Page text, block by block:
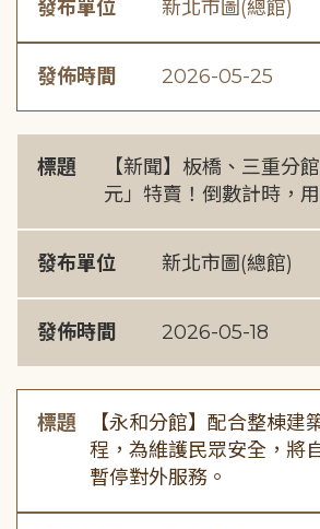
發布單位 新北市圖(總館)
發佈時間 2026-05-25
標題
【新聞】板橋、三重分
元」特賣！倒數計時，
發布單位 新北市圖(總館)
發佈時間 2026-05-18
標題
【永和分館】配合整棟建
程，為維護民眾安全，將
暫停對外服務。